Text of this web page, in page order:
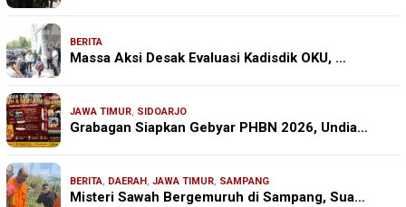
BERITA
Massa Aksi Desak Evaluasi Kadisdik OKU, …
JAWA TIMUR, SIDOARJO
Grabagan Siapkan Gebyar PHBN 2026, Undia…
BERITA, DAERAH , JAWA TIMUR, SAMPANG
Misteri Sawah Bergemuruh di Sampang, Sua…